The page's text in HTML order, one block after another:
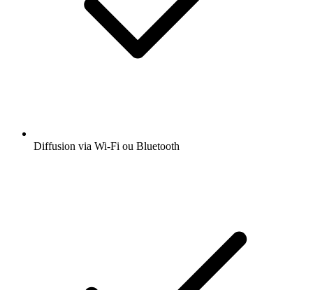
Diffusion via Wi-Fi ou Bluetooth